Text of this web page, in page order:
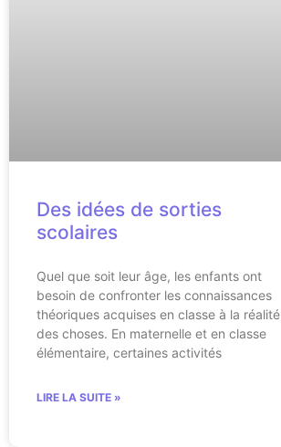
Des idées de sorties
scolaires
Quel que soit leur âge, les enfants ont
besoin de confronter les connaissances
théoriques acquises en classe à la réalité
des choses. En maternelle et en classe
élémentaire, certaines activités
LIRE LA SUITE »